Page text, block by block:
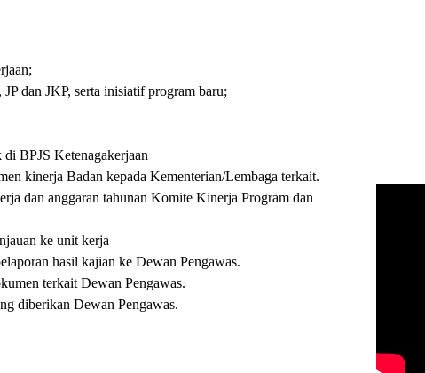
dan JKP, serta inisiatif program baru;
BPJS Ketenagakerjaan
kinerja Badan kepada Kementerian/Lembaga terkait.
dan anggaran tahunan Komite Kinerja Program dan
ke unit kerja
hasil kajian ke Dewan Pengawas.
terkait Dewan Pengawas.
diberikan Dewan Pengawas.